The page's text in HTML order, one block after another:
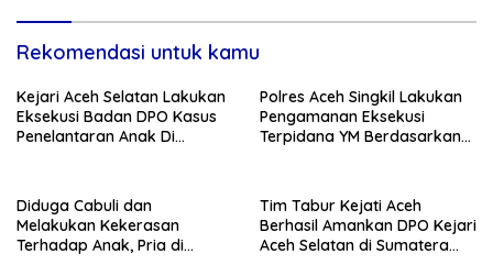
Rekomendasi untuk kamu
Kejari Aceh Selatan Lakukan
Eksekusi Badan DPO Kasus
Penelantaran Anak Di
Polres Aceh Singkil Lakukan
Pengamanan Eksekusi
Terpidana YM Berdasarkan
Diduga Cabuli dan
Melakukan Kekerasan
Terhadap Anak, Pria di
Tim Tabur Kejati Aceh
Berhasil Amankan DPO Kejari
Aceh Selatan di Sumatera